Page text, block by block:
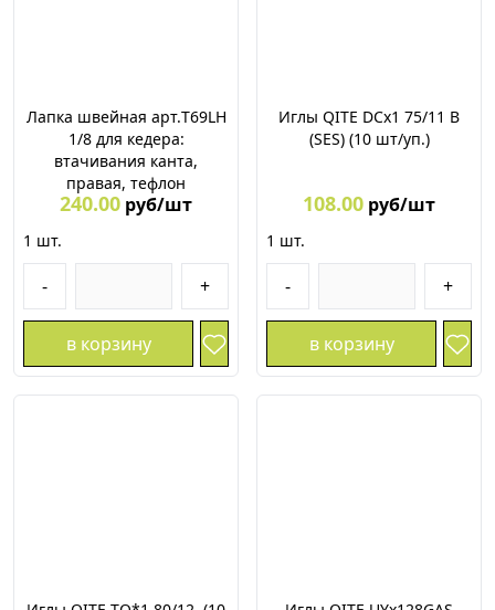
Лапка швейная арт.T69LH
1/8 для кедера:
втачивания канта,
правая, тефлон
240.00 руб/шт
1 шт.
- +
в корзину
Иглы QITE DCх1 75/11 В
(SES) (10 шт/уп.)
108.00 руб/шт
1 шт.
- +
в корзину